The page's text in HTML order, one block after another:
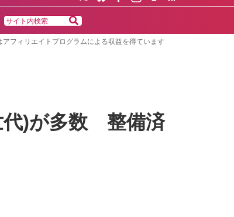
アフィリエイトプログラムによる収益を得ています
代)が多数 整備済